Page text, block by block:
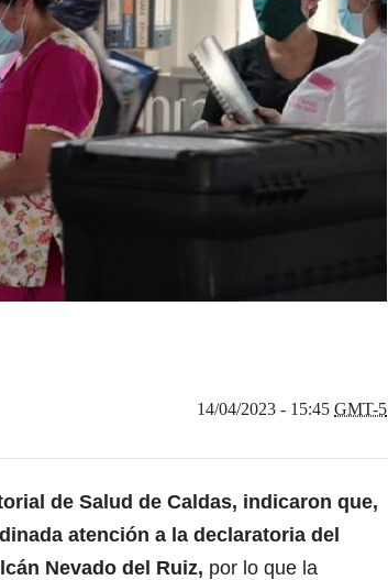
14/04/2023 - 15:45 GMT-5
de Salud de Caldas, indicaron que,
atención a la declaratoria del
Nevado del Ruiz, por lo que la